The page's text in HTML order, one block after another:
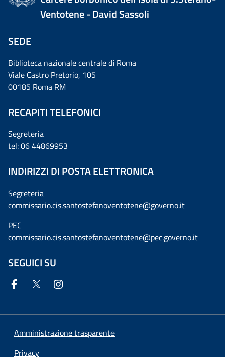
Ventotene - David Sassoli
SEDE
Biblioteca nazionale centrale di Roma
Viale Castro Pretorio, 105
00185 Roma RM
RECAPITI TELEFONICI
Segreteria
tel: 06 44869953
INDIRIZZI DI POSTA ELETTRONICA
Segreteria
commissario.cis.santostefanoventotene@governo.it
PEC
commissario.cis.santostefanoventotene@pec.governo.it
SEGUICI SU
Amministrazione trasparente
Privacy